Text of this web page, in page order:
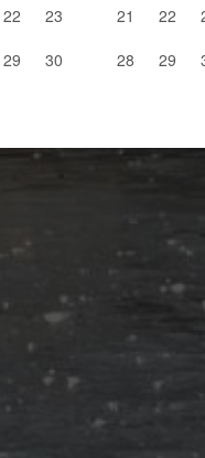
22
23
29
30
21
22
28
29